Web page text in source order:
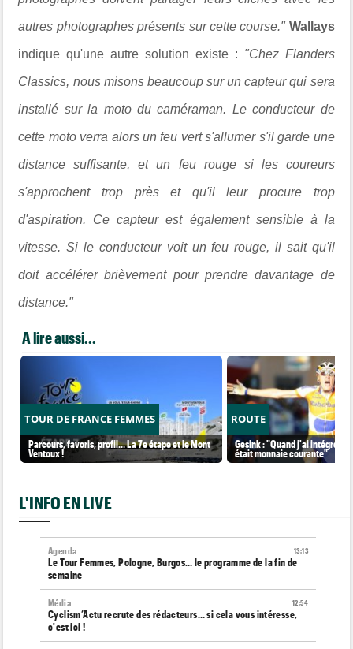
autres photographes présents sur cette course." Wallays
indique qu'une autre solution existe : "Chez Flanders
Classics, nous misons beaucoup sur un capteur qui sera
installé sur la moto du caméraman. Le conducteur de
cette moto verra alors un feu vert s'allumer s'il garde une
distance suffisante, et un feu rouge si les coureurs
s'approchent trop près et qu'il leur procure trop
d'aspiration. Ce capteur est également sensible à la
vitesse. Si le conducteur voit un feu rouge, il sait qu'il
doit accélérer brièvement pour prendre davantage de
distance."
A lire aussi...
TOUR DE FRANCE FEMMES
Parcours, favoris, profil… La 7e étape et le Mont
Ventoux !
ROUTE
Gesink : "Quand j'ai intégré le
était monnaie courante"
L'INFO EN LIVE
13:13
Agenda
Le Tour Femmes, Pologne, Burgos… le programme de la fin de
semaine
12:54
Média
Cyclism’Actu recrute des rédacteurs… si cela vous intéresse,
c'est ici !